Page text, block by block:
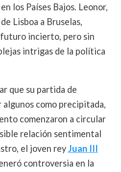
los Países Bajos. Leonor,
Lisboa a Bruselas,
futuro incierto, pero sin
intrigas de la política
que su partida de
como precipitada,
comenzaron a circular
relación sentimental
el joven reyJuan III
controversia en la